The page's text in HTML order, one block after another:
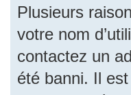
Plusieurs
votre nom
contactez un
été banni. Il